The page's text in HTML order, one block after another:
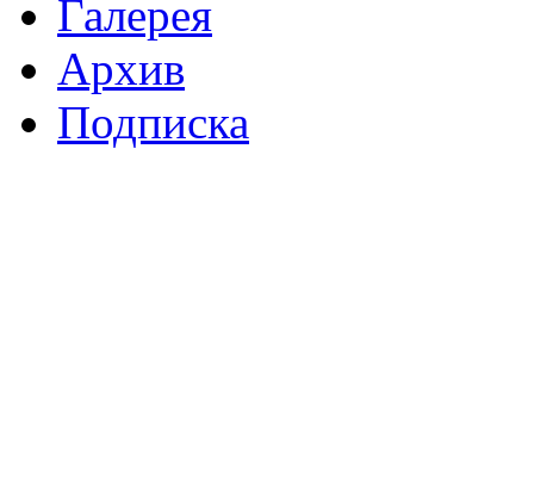
Галерея
Архив
Подписка